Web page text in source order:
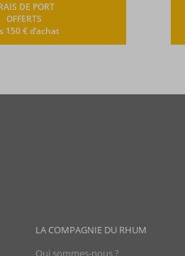
DE PORT
OFFERTS
150 € d’achat
LA COMPAGNIE DU RHUM
Qui sommes-nous ?